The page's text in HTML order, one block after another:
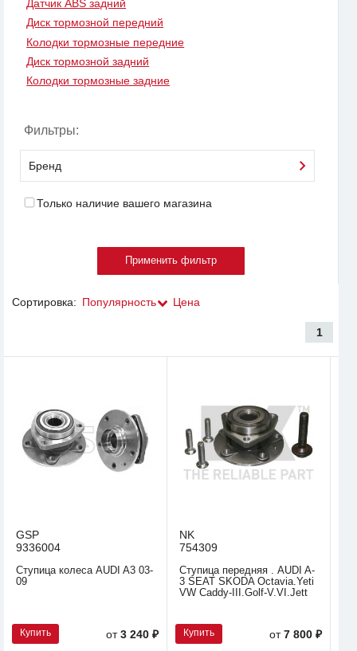
Датчик ABS задний
Диск тормозной передний
Колодки тормозные передние
Диск тормозной задний
Колодки тормозные задние
Фильтры:
Бренд
Только наличие вашего магазина
Сортировка: Популярность Цена
1
GSP
9336004
Ступица колеса AUDI A3 03-
09
Купить от3 240 ₽
NK
754309
Ступица передняя . AUDI A-
3 SEAT SKODA Octavia.Yeti
VW Caddy-III.Golf-V.VI.Jett
Купить от7 800 ₽